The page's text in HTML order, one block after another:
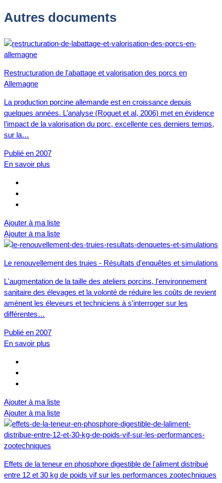
Autres documents
Restructuration de l'abattage et valorisation des porcs en
Allemagne
La production porcine allemande est en croissance depuis
quelques années. L’analyse (Roguet et al, 2006) met en évidence
l’impact de la valorisation du porc, excellente ces derniers temps,
sur la…
Publié en 2007
En savoir plus
Ajouter à ma liste
Ajouter à ma liste
Le renouvellement des truies - Résultats d'enquêtes et simulations
L'augmentation de la taille des ateliers porcins, l'environnement
sanitaire des élevages et la volonté de réduire les coûts de revient
amènent les éleveurs et techniciens à s'interroger sur les
différentes…
Publié en 2007
En savoir plus
Ajouter à ma liste
Ajouter à ma liste
Effets de la teneur en phosphore digestible de l'aliment distribué
entre 12 et 30 kg de poids vif sur les performances zootechniques